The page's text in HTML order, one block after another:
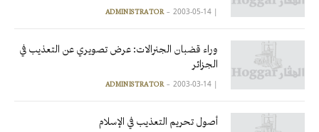
|
ADMINISTRATOR 2003-05-14
وراء قضبان الجنرالات: عرض تصويري عن التعذيب في
الجزائر
|
ADMINISTRATOR 2003-03-14
أصول تحريم التعذيب في الإسلام